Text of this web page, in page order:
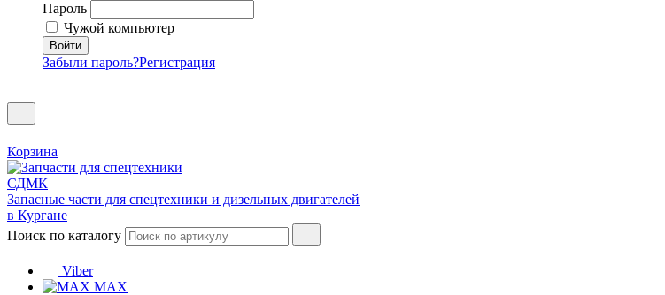
Пароль
Чужой компьютер
Забыли пароль?Регистрация
Корзина
Запасные части для спецтехники и дизельных двигателей
в Кургане
Поиск по каталогу
Viber
MAX